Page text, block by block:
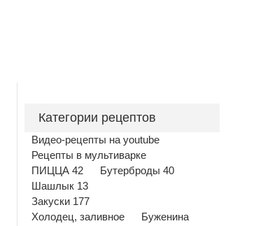
Категории рецептов
Видео-рецепты на youtube
Рецепты в мультиварке
ПИЦЦА 42
Бутерброды 40
Шашлык 13
Закуски 177
Холодец, заливное
Буженина